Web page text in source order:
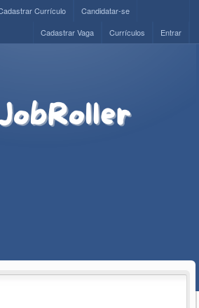
Currículo
Candidatar-se
Entrar
Currículos
Cadastrar Vaga